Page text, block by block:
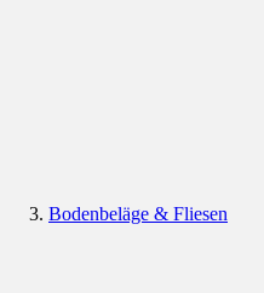
Bodenbeläge & Fliesen